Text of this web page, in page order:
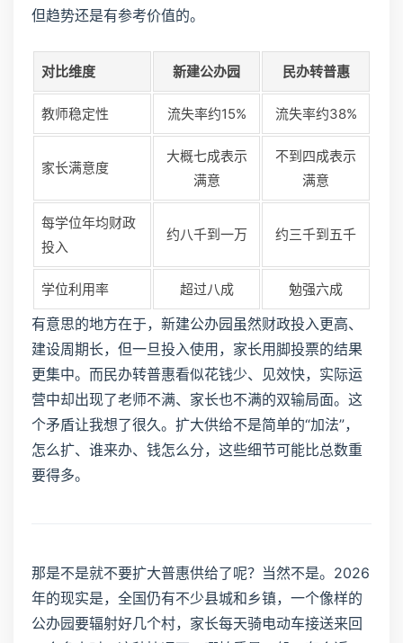
但趋势还是有参考价值的。
对比维度 新建公办园 民办转普惠
教师稳定性 流失率约15% 流失率约38%
家长满意度
大概七成表示
满意
不到四成表示
满意
每学位年均财政
投入
约八千到一万 约三千到五千
学位利用率 超过八成 勉强六成
有意思的地方在于，新建公办园虽然财政投入更高、
建设周期长，但一旦投入使用，家长用脚投票的结果
更集中。而民办转普惠看似花钱少、见效快，实际运
营中却出现了老师不满、家长也不满的双输局面。这
个矛盾让我想了很久。扩大供给不是简单的“加法”，
怎么扩、谁来办、钱怎么分，这些细节可能比总数重
要得多。
那是不是就不要扩大普惠供给了呢？当然不是。2026
年的现实是，全国仍有不少县城和乡镇，一个像样的
公办园要辐射好几个村，家长每天骑电动车接送来回